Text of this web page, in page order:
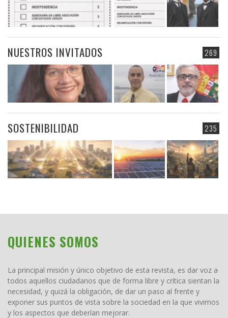
269
NUESTROS INVITADOS
235
SOSTENIBILIDAD
QUIENES SOMOS
La principal misión y único objetivo de esta revista, es dar voz a
todos aquellos ciudadanos que de forma libre y crítica sientan la
necesidad, y quizá la obligación, de dar un paso al frente y
exponer sus puntos de vista sobre la sociedad en la que vivimos
y los aspectos que deberían mejorar.